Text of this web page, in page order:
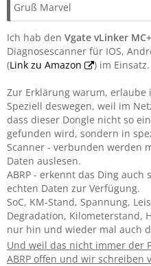
Gruß Marvel
Ich hab den Vgate vLinker
Diagnosescanner für IOS,
(Link zu Amazon ) im Einsatz.
Zur Erklärung warum, erlaube
Speziell deswegen, weil im
dass dieser Dongle nicht so
gefunden wird, sondern in
Scanner - verbunden werden
Daten auslesen.
ABRP - erkennt das Ding
echten Daten zur Verfügung.
SoC, KM-Stand, Spannung,
Degradation, Kilometerstand,
nur hin und wieder mal auch
Und weil das nicht immer der
ABRP offen und wir schreiben